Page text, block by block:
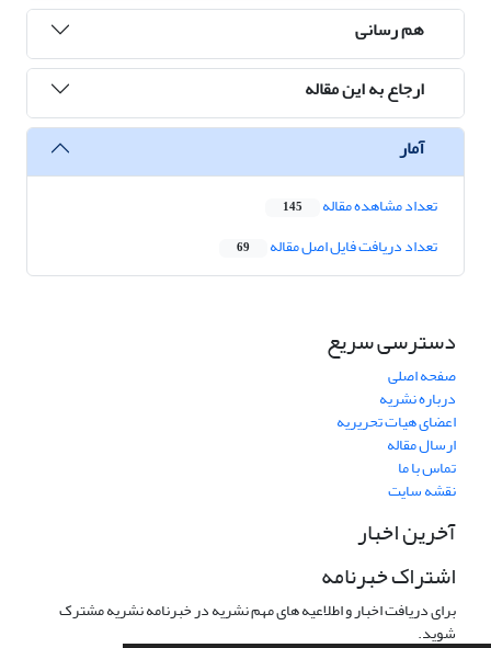
هم رسانی
ارجاع به این مقاله
آمار
تعداد مشاهده مقاله 145
تعداد دریافت فایل اصل مقاله 69
دسترسی سریع
صفحه اصلی
درباره نشریه
اعضای هیات تحریریه
ارسال مقاله
تماس با ما
نقشه سایت
آخرین اخبار
اشتراک خبرنامه
برای دریافت اخبار و اطلاعیه های مهم نشریه در خبرنامه نشریه مشترک
شوید.